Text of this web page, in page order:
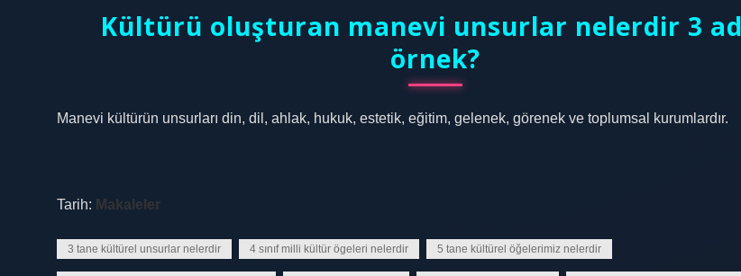
Kültürü oluşturan manevi unsurlar nelerdir 3
örnek?
Manevi kültürün unsurları din, dil, ahlak, hukuk, estetik, eğitim, gelenek, görenek ve toplumsal kurumlardır.
Tarih: Makaleler
3 tane kültürel unsurlar nelerdir 4 sınıf milli kültür ögeleri nelerdir 5 tane kültürel öğelerimiz nelerdir